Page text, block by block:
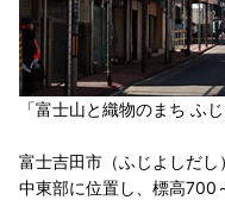
「富士山と織物のまち ふ
富士吉田市（ふじよしだ
中東部に位置し、標高700